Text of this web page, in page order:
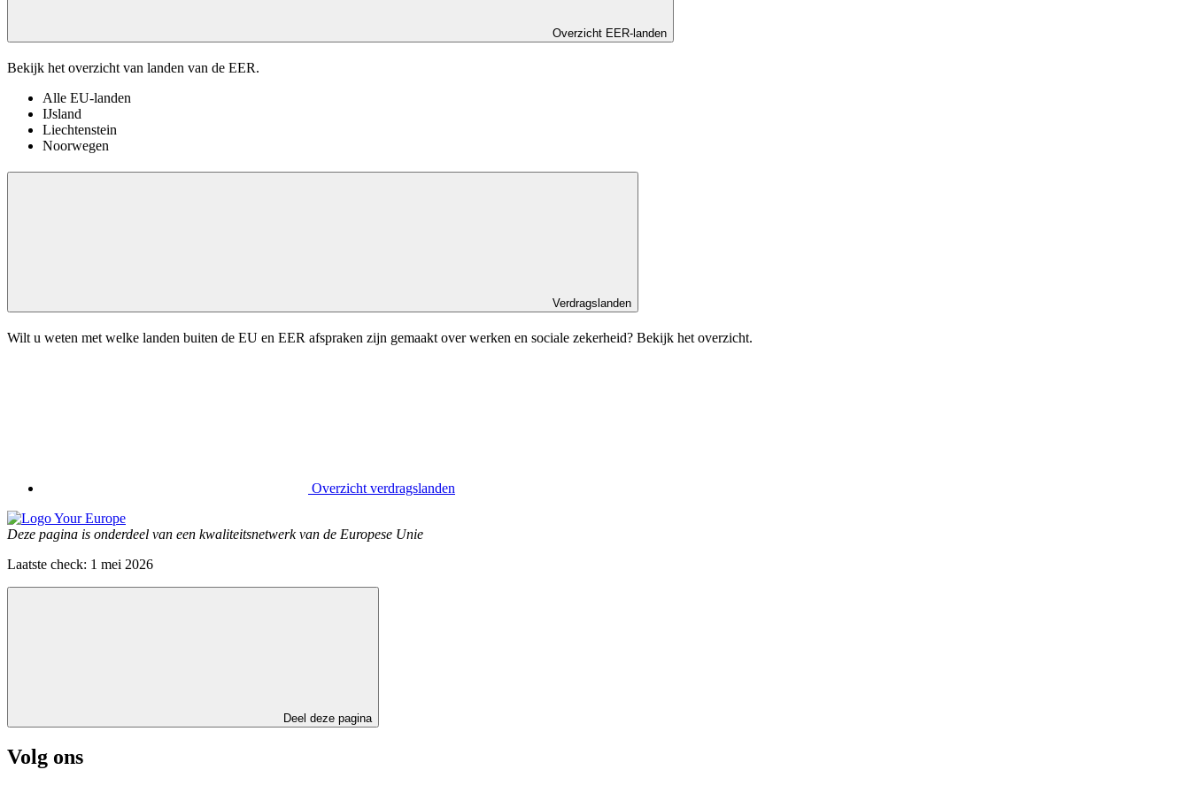
Overzicht EER-landen
Bekijk het overzicht van landen van de EER.
Alle EU-landen
IJsland
Liechtenstein
Noorwegen
Verdragslanden
Wilt u weten met welke landen buiten de EU en EER afspraken zijn gemaakt over werken en sociale zekerheid? Bekijk het overzicht.
Overzicht verdragslanden
Deze pagina is onderdeel van een kwaliteitsnetwerk van de Europese Unie
Laatste check: 1 mei 2026
Deel deze pagina
Volg ons